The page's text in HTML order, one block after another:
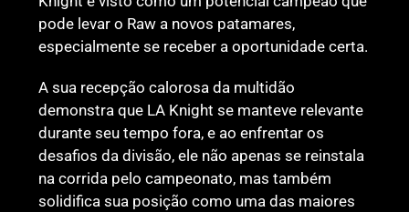
pode levar o Raw a novos patamares,
especialmente se receber a oportunidade certa.
A sua recepção calorosa da multidão
demonstra que LA Knight se manteve relevante
durante seu tempo fora, e ao enfrentar os
desafios da divisão, ele não apenas se reinstala
na corrida pelo campeonato, mas também
solidifica sua posição como uma das maiores